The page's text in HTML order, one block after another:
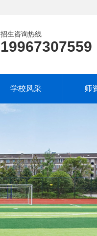
招生咨询热线
19967307559
学校风采 师